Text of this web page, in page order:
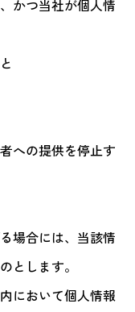
かつ当社が個人情
への提供を停止す
場合には、当該情
とします。
において個人情報